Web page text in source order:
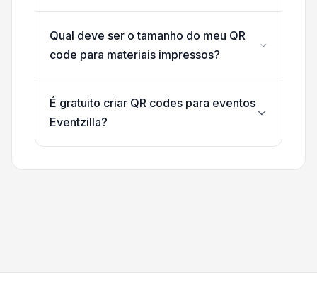
Qual deve ser o tamanho do meu QR
code para materiais impressos?
É gratuito criar QR codes para eventos
Eventzilla?